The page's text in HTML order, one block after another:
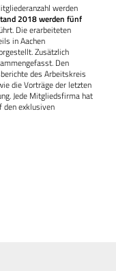
werden
2018 werden fünf
Die erarbeiteten
in Aachen
Zusätzlich
Den
des Arbeitskreis
die Vorträge der letzten
Jede Mitgliedsfirma hat
den exklusiven